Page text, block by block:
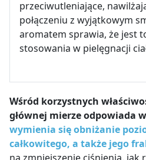
przeciwutleniające,
połączeniu z wyjątkowym
aromatem sprawia, że jest
stosowania w pielęgnacji
Wśród korzystnych
głównej mierze odpowiada
wymienia się obniżanie
całkowitego, a także jego